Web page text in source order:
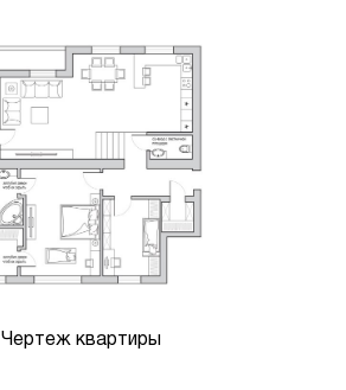
Чертеж квартиры